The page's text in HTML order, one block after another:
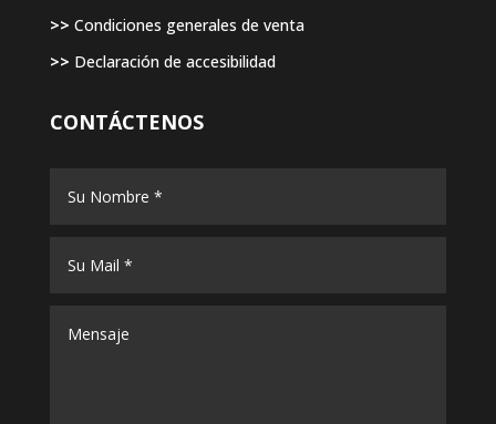
>> Condiciones generales de venta
>> Declaración de accesibilidad
CONTÁCTENOS